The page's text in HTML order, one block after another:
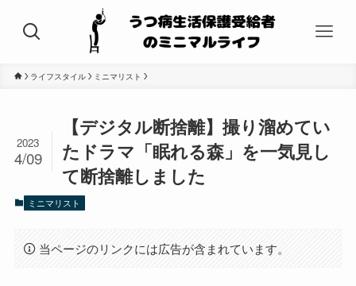
ライフスタイル ミニマリスト
【デジタル断捨離】撮り溜めてい
たドラマ「眠れる森」を一気見し
て断捨離しました
2023
4/09
ミニマリスト
当ページのリンクには広告が含まれています。